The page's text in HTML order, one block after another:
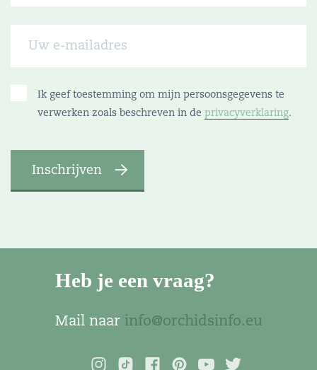
Ik geef toestemming om mijn persoonsgegevens te
verwerken zoals beschreven in de privacyverklaring.
Heb je een vraag?
Mail naar info@orchidsinfo.eu